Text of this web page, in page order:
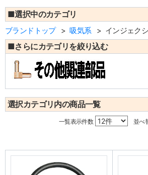
■選択中のカテゴリ
ブランドトップ 吸気系 インジェク
■さらにカテゴリを絞り込む
選択カテゴリ内の商品一覧
一覧表示件数 並べ